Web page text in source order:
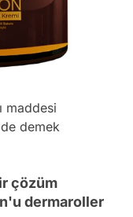
maddesi
demek
çözüm
dermaroller